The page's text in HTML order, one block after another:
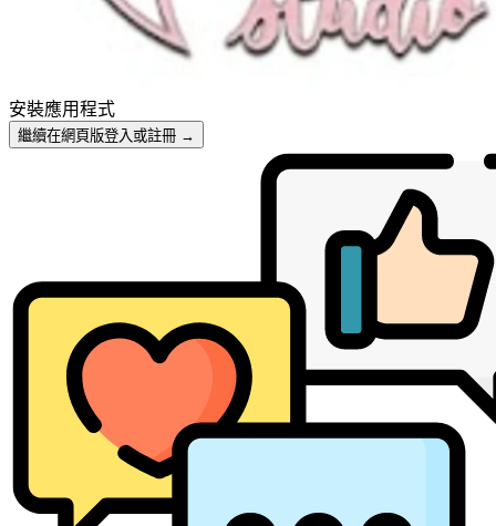
安裝應用程式
繼續在網頁版登入或註冊 →